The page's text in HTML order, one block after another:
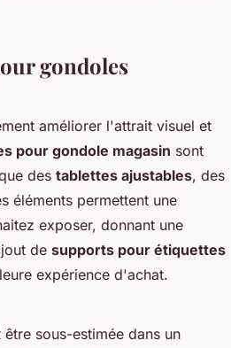
gondoles
améliorer l'attrait visuel et
pour gondole magasin sont
des tablettes ajustables, des
éléments permettent une
exposer, donnant une
de supports pour étiquettes
expérience d'achat.
être sous-estimée dans un